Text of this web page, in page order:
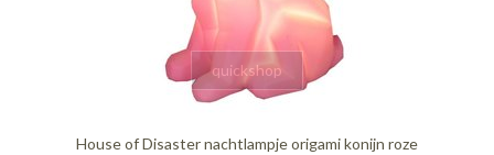
quickshop
House of Disaster nachtlampje origami konijn roze